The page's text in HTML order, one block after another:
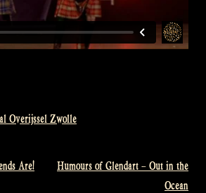
Overijssel Zwolle
Are!
Humours of Glendart – Out in the
Ocean